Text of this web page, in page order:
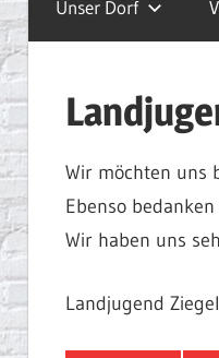
Unser Dorf
Wir möchten uns
Ebenso
Wir haben uns
Landjugend